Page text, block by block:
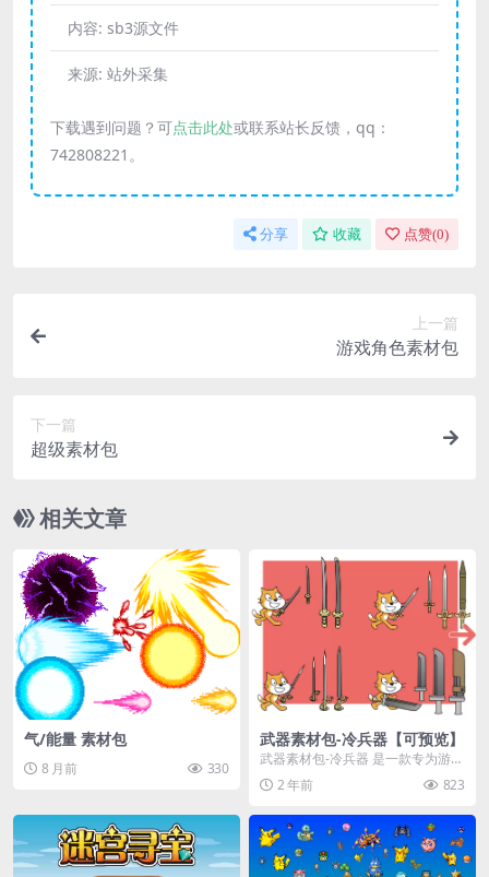
内容: sb3源文件
来源: 站外采集
下载遇到问题？可点击此处或联系站长反馈，qq：
742808221。
分享 收藏 点赞(0)
上一篇
游戏角色素材包
下一篇
超级素材包
相关文章
气/能量 素材包
8 月前 330
武器素材包-冷兵器【可预览】
武器素材包-冷兵器 是一款专为游戏
开发者和动画创作者设计的素材
包，包含多种精美的...
2 年前 823